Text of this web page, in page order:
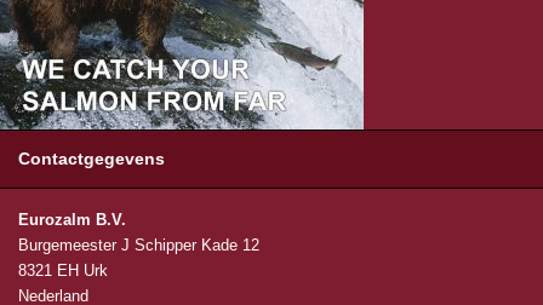
Contactgegevens
Eurozalm B.V.
Burgemeester J Schipper Kade 12
8321 EH Urk
Nederland